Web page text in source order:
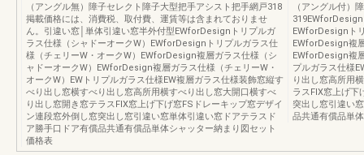
（アングル無）障子セレクト障子大型把手アシスト把手網戸318
掲載価格には、消費税、取付費、運賃等は含まれておりませ
ん。引違い窓│単体引違い窓半外付型EWforDesignトリプルガ
ラス仕様（シャドーオークW）EWforDesignトリプルガラス仕
様（チェリーW・オークW）EWforDesign複層ガラス仕様（シ
ャドーオークW）EWforDesign複層ガラス仕様（チェリーW・
オークW）EWトリプルガラス仕様EW複層ガラス仕様装飾窓縦す
べり出し窓横すべり出し窓高所用横すべり出し窓大開口横すべ
り出し窓開き窓テラスFIX窓上げ下げ窓FSドレーキップ窓デザイ
ン連段窓外倒し窓突出し窓引違い窓単体引違い窓ドアテラスド
ア勝手口ドア有償品共通有償品単体シャッター納まり図セット
価格表
（アングル付）
EWforDesignト
EWforDesign複
EWforDesign複
プルガラス仕様
り出し窓高所用
ラスFIX窓上げ下
突出し窓引違い
品共通有償品単